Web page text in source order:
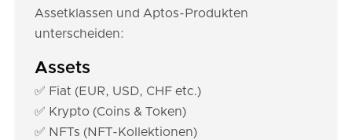
Assetklassen und Aptos-Produkten
unterscheiden:
Assets
✅ Fiat (EUR, USD, CHF etc.)
✅ Krypto (Coins & Token)
✅ NFTs (NFT-Kollektionen)